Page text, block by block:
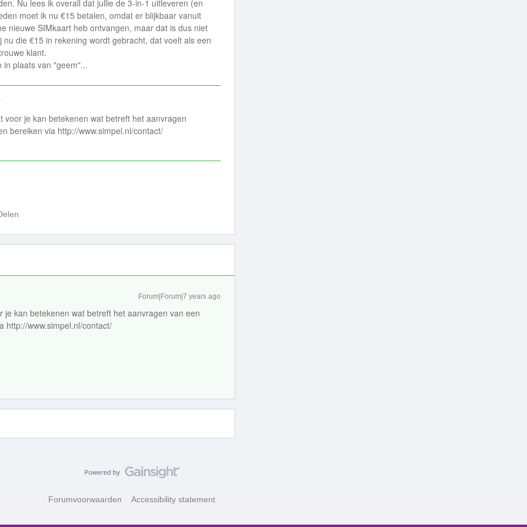
Nu lees ik overall dat jullie de 3-in-1 uitleveren (en
moet ik nu €15 betalen, omdat er blijkbaar vanuit
nieuwe SIMkaart heb ontvangen, maar dat is dus niet
die €15 in rekening wordt gebracht, dat voelt als een
klant.
plaats van "geem"...
voor je kan betekenen wat betreft het aanvragen
bereiken via http://www.simpel.nl/contact/
Forum|Forum|7 years ago
kan betekenen wat betreft het aanvragen van een
http://www.simpel.nl/contact/
Forumvoorwaarden Accessibility statement